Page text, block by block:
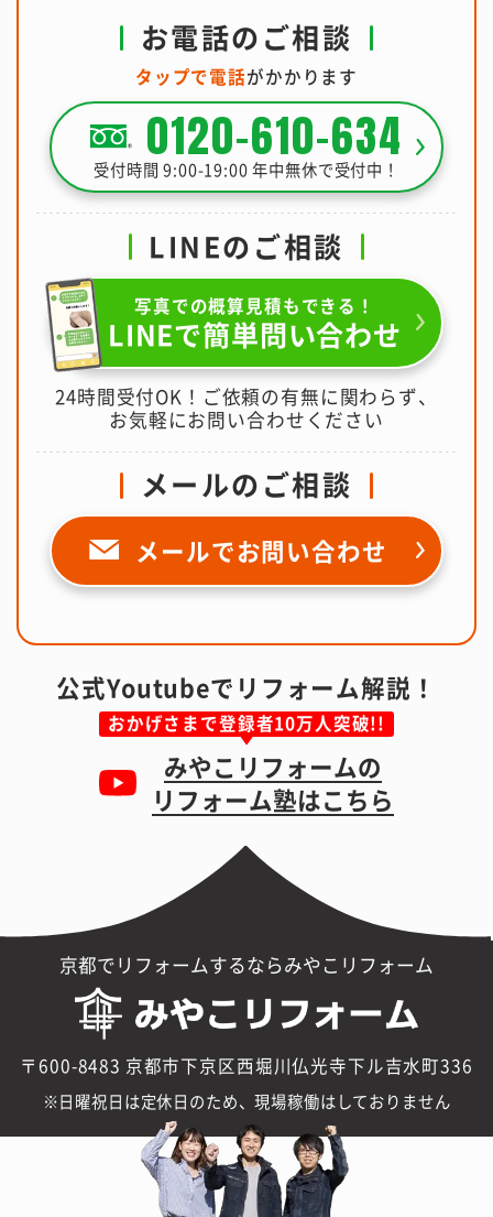
お電話のご相談
タップで電話がかかります
0120-610-634
受付時間 9:00-19:00 年中無休で受付中！
LINEのご相談
写真での概算見積もできる！
LINEで簡単問い合わせ
24時間受付OK！ご依頼の有無に関わらず、
お気軽にお問い合わせください
メールのご相談
メールでお問い合わせ
公式Youtubeでリフォーム解説！
おかげさまで登録者10万人突破!!
みやこリフォームの
リフォーム塾はこちら
京都でリフォームするならみやこリフォーム
〒600-8483 京都市下京区西堀川仏光寺下ル吉水町336
日曜祝日は定休日のため、現場稼働はしておりません